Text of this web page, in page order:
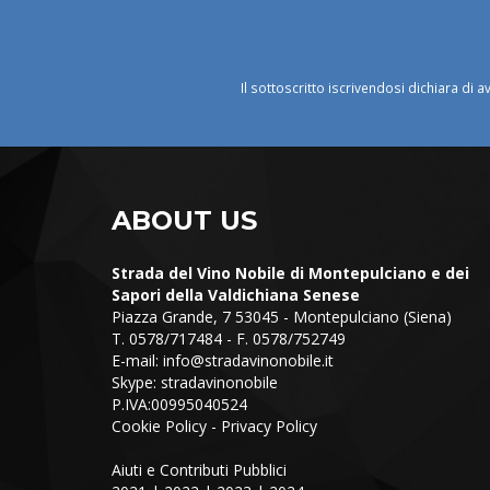
Il sottoscritto iscrivendosi dichiara di
ABOUT US
Strada del Vino Nobile di Montepulciano e dei
Sapori della Valdichiana Senese
Piazza Grande, 7 53045 - Montepulciano (Siena)
T. 0578/717484 - F. 0578/752749
E-mail: info@stradavinonobile.it
Skype: stradavinonobile
P.IVA:00995040524
Cookie Policy - Privacy Policy
Aiuti e Contributi Pubblici